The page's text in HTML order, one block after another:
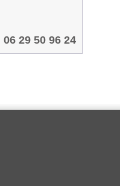
06 29 50 96 24